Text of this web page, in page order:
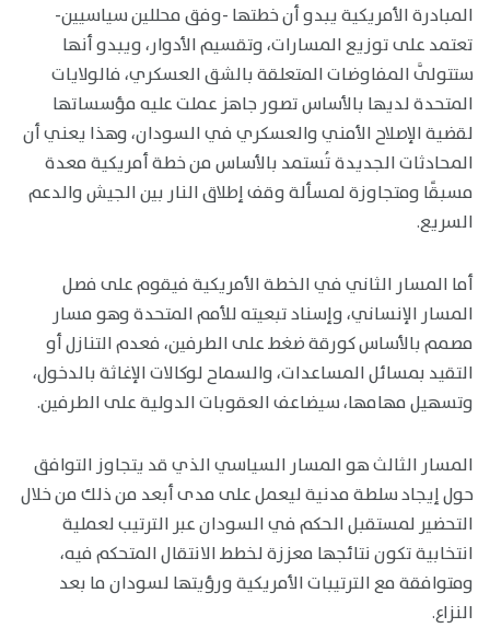
المبادرة الأمريكية يبدو أن خطتها -وفق محللين سياسيين-
تعتمد على توزيع المسارات، وتقسيم الأدوار، ويبدو أنها
ستتولَّى المفاوضات المتعلقة بالشق العسكري، فالولايات
المتحدة لديها بالأساس تصور جاهز عملت عليه مؤسساتها
لقضية الإصلاح الأمني والعسكري في السودان، وهذا يعني أن
المحادثات الجديدة تُستمد بالأساس من خطة أمريكية معدة
مسبقًا ومتجاوزة لمسألة وقف إطلاق النار بين الجيش والدعم
السريع.
أما المسار الثاني في الخطة الأمريكية فيقوم على فصل
المسار الإنساني، وإسناد تبعيته للأمم المتحدة وهو مسار
مصمم بالأساس كورقة ضغط على الطرفين، فعدم التنازل أو
التقيد بمسائل المساعدات، والسماح لوكالات الإغاثة بالدخول،
وتسهيل مهامها، سيضاعف العقوبات الدولية على الطرفين.
المسار الثالث هو المسار السياسي الذي قد يتجاوز التوافق
حول إيجاد سلطة مدنية ليعمل على مدى أبعد من ذلك من خلال
التحضير لمستقبل الحكم في السودان عبر الترتيب لعملية
انتخابية تكون نتائجها معززة لخطط الانتقال المتحكم فيه،
ومتوافقة مع الترتيبات الأمريكية ورؤيتها لسودان ما بعد
النزاع.